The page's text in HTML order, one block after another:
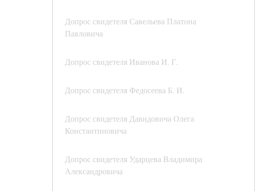
Допрос свидетеля Савельева Платона
Павловича
Допрос свидетеля Иванова И. Г.
Допрос свидетеля Федосеева Б. И.
Допрос свидетеля Давидовича Олега
Константиновича
Допрос свидетеля Ударцева Владимира
Александровича